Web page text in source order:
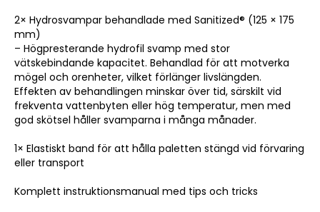
2× Hydrosvampar behandlade med Sanitized® (125 × 175
mm)
– Högpresterande hydrofil svamp med stor
vätskebindande kapacitet. Behandlad för att motverka
mögel och orenheter, vilket förlänger livslängden.
Effekten av behandlingen minskar över tid, särskilt vid
frekventa vattenbyten eller hög temperatur, men med
god skötsel håller svamparna i många månader.
1× Elastiskt band för att hålla paletten stängd vid förvaring
eller transport
Komplett instruktionsmanual med tips och tricks